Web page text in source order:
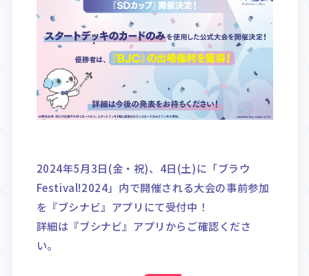
2024年5月3日(金・祝)、4日(土)に「ブラウ
Festival!2024」内で開催される大会の事前参加
を『ブシナビ』アプリにて受付中！
詳細は『ブシナビ』アプリからご確認くださ
い。